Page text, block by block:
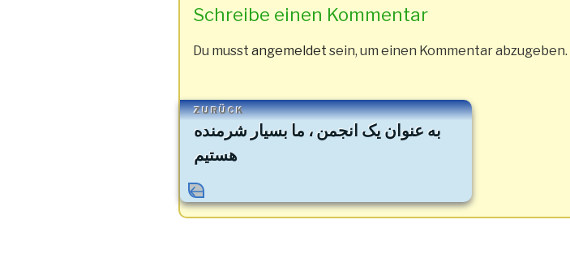
Schreibe einen Kommentar
Du musstangemeldet sein, um einen Kommentar abzugeben.
Beitragsnavigation
Vorheriger
Beitrag
ZURÜCK
به عنوان یک انجمن ، ما بسیار شرمنده
هستیم